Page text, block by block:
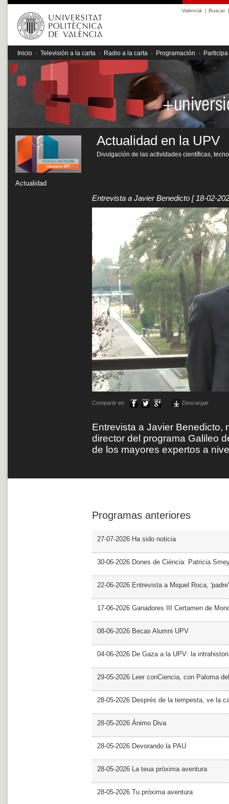
Valencià | Buscar|
Inicio · Televisión a la carta · Radio a la carta · Programación · Participa
Actualidad
Actualidad en la UPV
Divulgación de las actividades científicas,
Entrevista a Javier Benedicto [ 18-02-
Compartir en Descargar
Entrevista a Javier Benedicto,
director del programa Galileo
de los mayores expertos a
Programas anteriores
27-07-2026 Ha sido noticia
30-06-2026 Dones de Ciència: Patricia
22-06-2026 Entrevista a Miquel Roca,
17-06-2026 Ganadores III Certamen de
08-06-2026 Becas Alumni UPV
04-06-2026 De Gaza a la UPV: la
29-05-2026 Leer conCiencia, con Paloma
28-05-2026 Després de la tempesta, ve la
28-05-2026 Ánimo Diva
28-05-2026 Devorando la PAU
28-05-2026 La teua pròxima aventura
28-05-2026 Tu próxima aventura